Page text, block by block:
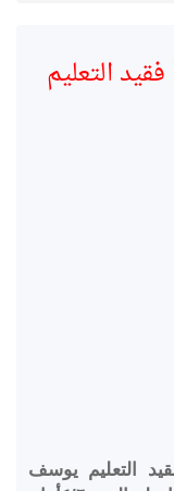
التعليم
التعليم يوسف